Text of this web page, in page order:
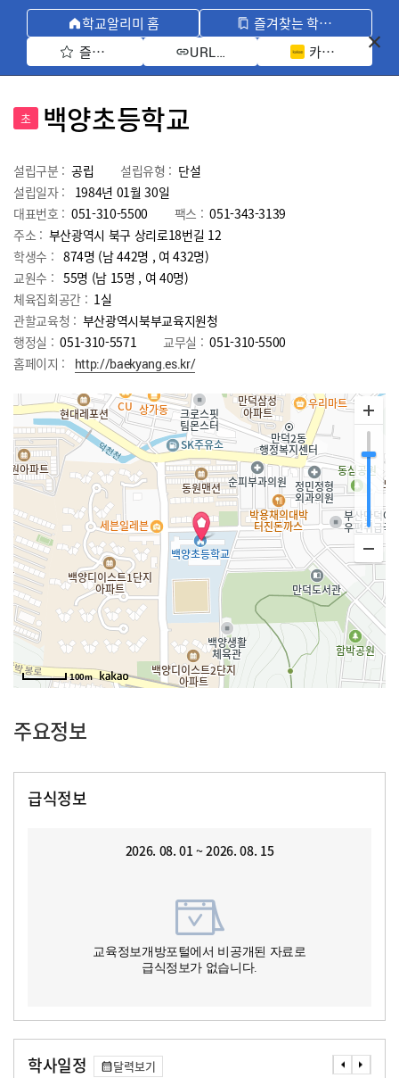
학교알리미 홈
즐겨찾는 학교 모아보기
즐겨찾기 선택
URL 복사 카카오톡 공유
초 백양초등학교
설립구분 : 공립 설립유형 : 단설
설립일자 :
1984년 01월 30일
대표번호 : 051-310-5500 팩스 : 051-343-3139
주소 : 부산광역시 북구 상리로18번길 12
학생수 : 874명 (남 442명 , 여 432명)
교원수 : 55명 (남 15명 , 여 40명)
체육집회공간 : 1실
관할교육청 : 부산광역시북부교육지원청
행정실 : 051-310-5571 교무실 : 051-310-5500
홈페이지 :
http://baekyang.es.kr/
100m
주요정보
급식정보
2026. 08. 01 ~ 2026. 08. 15
교육정보개방포털에서 비공개된 자료로
급식정보가 없습니다.
학사일정 달력보기